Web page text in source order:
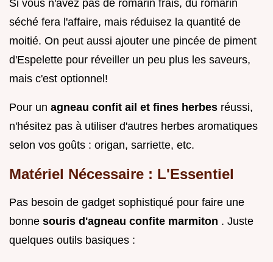
Si vous n'avez pas de romarin frais, du romarin
séché fera l'affaire, mais réduisez la quantité de
moitié. On peut aussi ajouter une pincée de piment
d'Espelette pour réveiller un peu plus les saveurs,
mais c'est optionnel!
Pour un agneau confit ail et fines herbes réussi,
n'hésitez pas à utiliser d'autres herbes aromatiques
selon vos goûts : origan, sarriette, etc.
Matériel Nécessaire : L'Essentiel
Pas besoin de gadget sophistiqué pour faire une
bonne souris d'agneau confite marmiton . Juste
quelques outils basiques :